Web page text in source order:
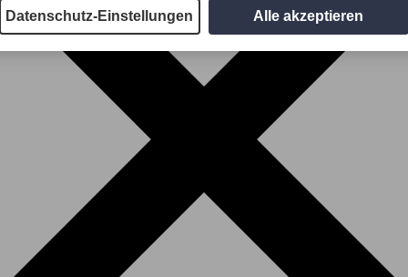
Datenschutz-Einstellungen Alle akzeptieren